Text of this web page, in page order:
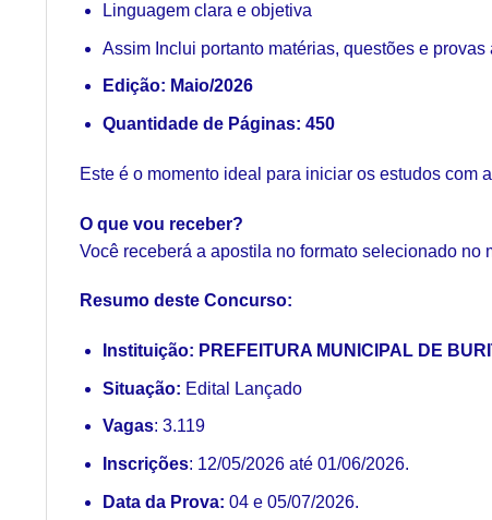
Linguagem clara e objetiva
Assim Inclui portanto matérias, questões e
Edição: Maio/2026
Quantidade de Páginas: 450
Este é o momento ideal para iniciar os estudos com
O que vou receber?
Você receberá a apostila no formato selecionado
Resumo deste Concurso:
Instituição: PREFEITURA MUNICIPAL DE
Situação: Edital Lançado
Vagas: 3.119
Inscrições: 12/05/2026 até 01/06/2026.
Data da Prova: 04 e 05/07/2026.